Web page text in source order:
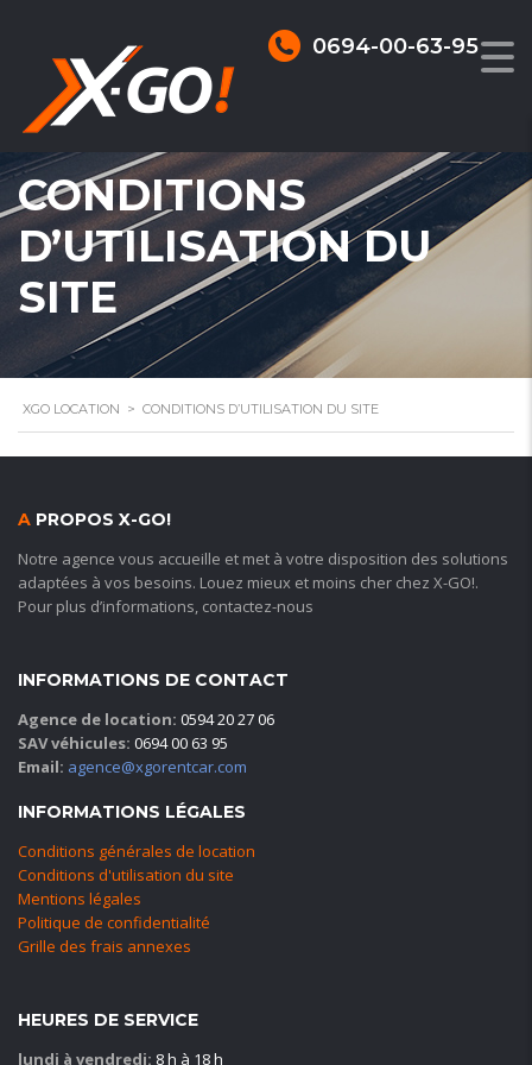
0694-00-63-95
CONDITIONS
D’UTILISATION DU
SITE
XGO LOCATION > CONDITIONS D’UTILISATION DU SITE
A PROPOS X-GO!
Notre agence vous accueille et met à votre disposition des solutions
adaptées à vos besoins. Louez mieux et moins cher chez X-GO!.
Pour plus d’informations, contactez-nous
INFORMATIONS DE CONTACT
Agence de location: 0594 20 27 06
SAV véhicules: 0694 00 63 95
Email: agence@xgorentcar.com
INFORMATIONS LÉGALES
Conditions générales de location
Conditions d'utilisation du site
Mentions légales
Politique de confidentialité
Grille des frais annexes
HEURES DE SERVICE
lundi à vendredi: 8 h à 18 h